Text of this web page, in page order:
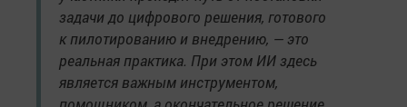
задачи до цифрового решения, готового
к пилотированию и внедрению, — это
реальная практика. При этом ИИ здесь
является важным инструментом,